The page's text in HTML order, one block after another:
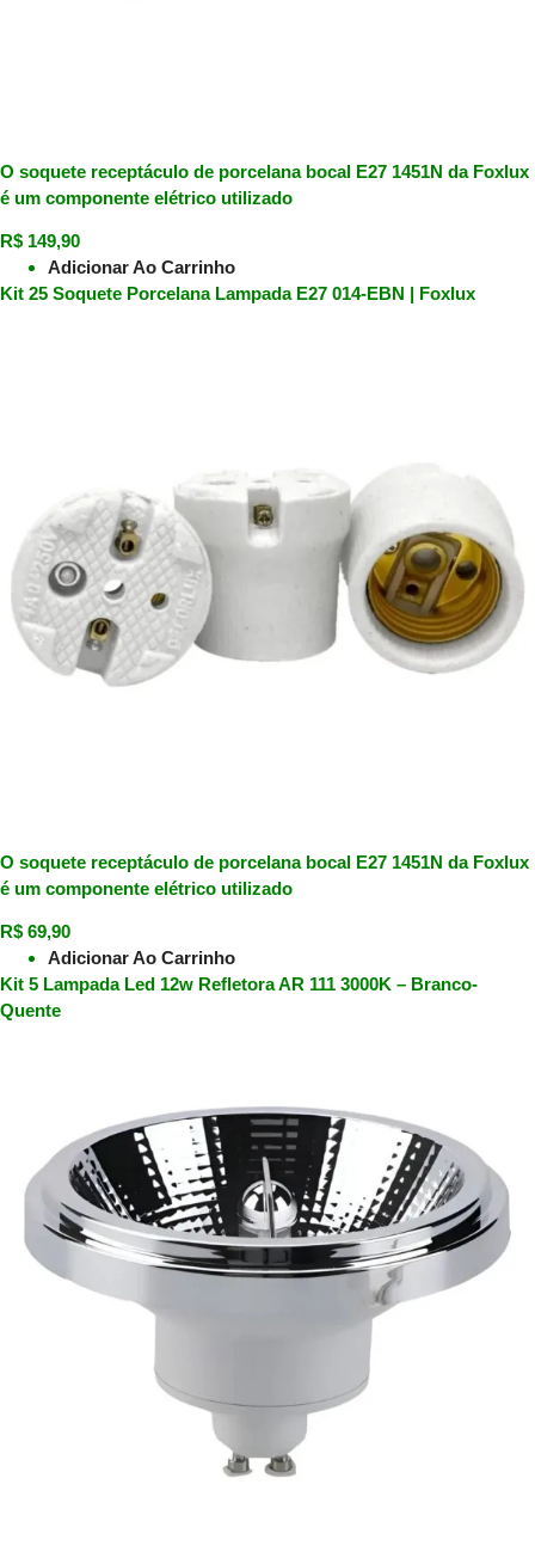
O soquete receptáculo de porcelana bocal E27 1451N da Foxlux
é um componente elétrico utilizado
R$ 149,90
Adicionar Ao Carrinho
Kit 25 Soquete Porcelana Lampada E27 014-EBN | Foxlux
O soquete receptáculo de porcelana bocal E27 1451N da Foxlux
é um componente elétrico utilizado
R$ 69,90
Adicionar Ao Carrinho
Kit 5 Lampada Led 12w Refletora AR 111 3000K – Branco-
Quente